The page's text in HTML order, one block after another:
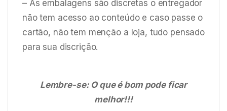
– As embalagens são discretas o entregador
não tem acesso ao conteúdo e caso passe o
cartão, não tem menção a loja, tudo pensado
para sua discrição.
Lembre-se: O que é bom pode ficar
melhor!!!